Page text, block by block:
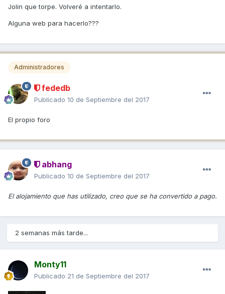
Jolin que torpe. Volveré a intentarlo.
Alguna web para hacerlo???
Administradores
fededb
Publicado 10 de Septiembre del 2017
El propio foro
abhang
Publicado 10 de Septiembre del 2017
El alojamiento que has utilizado, creo que se ha convertido a pago.
2 semanas más tarde...
Monty11
Publicado 21 de Septiembre del 2017